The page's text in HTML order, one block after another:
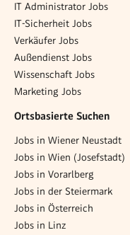
IT Administrator Jobs
IT-Sicherheit Jobs
Verkäufer Jobs
Außendienst Jobs
Wissenschaft Jobs
Marketing Jobs
Ortsbasierte Suchen
Jobs in Wiener Neustadt
Jobs in Wien (Josefstadt)
Jobs in Vorarlberg
Jobs in der Steiermark
Jobs in Österreich
Jobs in Linz